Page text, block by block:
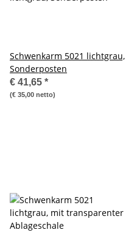
Schwenkarm 5021 lichtgrau,
Sonderposten
€ 41,65 *
(€ 35,00 netto)